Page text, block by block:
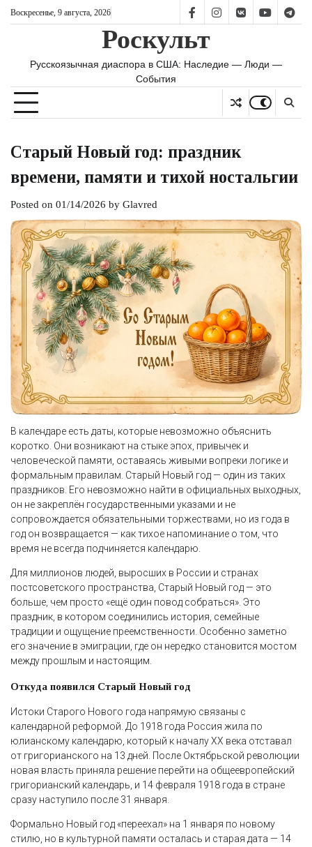
SkipВоскресенье, 9 августа, 2026
FB IS vk YT TG
Роскульт
Русскоязычная диаспора в США: Наследие — Люди —
События
Старый Новый год: праздник
времени, памяти и тихой ностальгии
Posted on 01/14/2026 by Glavred
В календаре есть даты, которые невозможно объяснить
коротко. Они возникают на стыке эпох, привычек и
человеческой памяти, оставаясь живыми вопреки логике и
формальным правилам. Старый Новый год — один из таких
праздников. Его невозможно найти в официальных выходных,
он не закреплён государственными указами и не
сопровождается обязательными торжествами, но из года в
год он возвращается — как тихое напоминание о том, что
время не всегда подчиняется календарю.
Для миллионов людей, выросших в России и странах
постсоветского пространства, Старый Новый год — это
больше, чем просто «ещё один повод собраться». Это
праздник, в котором соединились история, семейные
традиции и ощущение преемственности. Особенно заметно
его значение в эмиграции, где он нередко становится мостом
между прошлым и настоящим.
Откуда появился Старый Новый год
Истоки Старого Нового года напрямую связаны с
календарной реформой. До 1918 года Россия жила по
юлианскому календарю, который к началу XX века отставал
от григорианского на 13 дней. После Октябрьской революции
новая власть приняла решение перейти на общеевропейский
григорианский календарь, и 14 февраля 1918 года в стране
сразу наступило после 31 января.
Формально Новый год «переехал» на 1 января по новому
стилю, но в культурной памяти осталась и старая дата — 14